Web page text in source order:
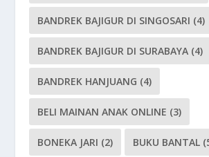
BANDREK BAJIGUR DI SINGOSARI (4)
BANDREK BAJIGUR DI SURABAYA (4)
BANDREK HANJUANG (4)
BELI MAINAN ANAK ONLINE (3)
BONEKA JARI (2) BUKU BANTAL